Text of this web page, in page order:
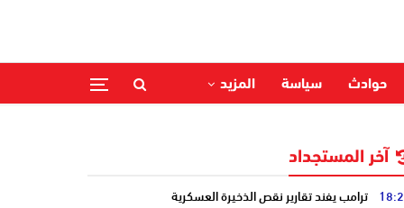
حوادث سياسة المزيد
آخر المستجداد
ترامب يفند تقارير نقص الذخيرة العسكرية